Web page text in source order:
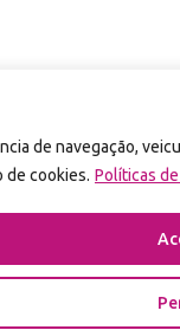
de navegação,
de cookies. Políticas